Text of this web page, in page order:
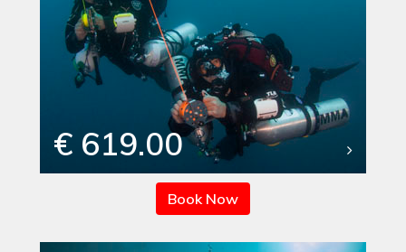
€ 619.00
Book Now